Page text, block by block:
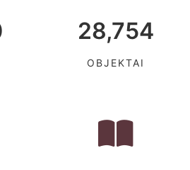
28,754
OBJEKTAI